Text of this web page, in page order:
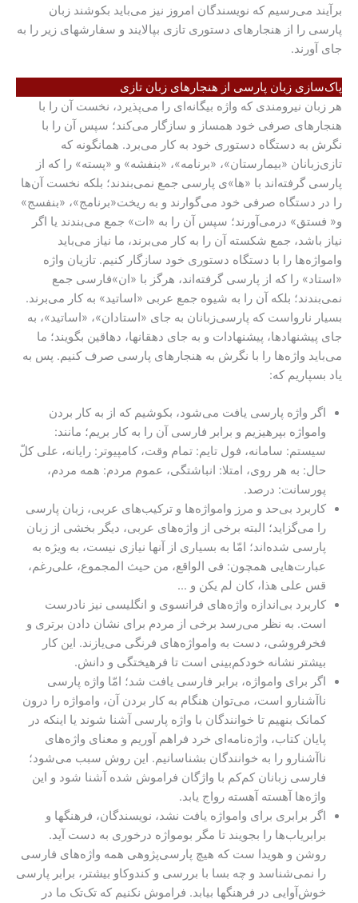
برآیند می‌رسیم که نویسندگان امروز نیز می‌باید بکوشند زبان
پارسی را از هنجارهای دستوری تازی بپالایند و سفارشهای زیر را به
جای آورند.
پاک‌سازی زبان پارسی از هنجارهای زبان تازی
هر زبان نیرومندی که واژه بیگانه‌ای را می‌پذیرد، نخست آن را با
هنجارهای صرفی خود همساز و سازگار می‌کند؛ سپس آن را با
نگرش به دستگاه دستوری خود به کار می‌برد. همانگونه که
تازی‌زبانان «بیمارستان»، «برنامه»، «بنفشه» و «پسته» را که از
پارسی گرفته‌اند با «ها»ی پارسی جمع نمی‌بندند؛ بلکه نخست آن‌ها
را در دستگاه صرفی خود می‌گوارند و به ریخت«برنامج»، «بنفسج»
و« فستق» درمی‌آورند؛ سپس آن را به «ات» جمع می‌بندند یا اگر
نیاز باشد، جمع شکسته آن‌ را به کار می‌برند، ما نیاز می‌باید
وامواژه‌‌ها را با دستگاه دستوری خود سازگار کنیم. تازیان واژه
«استاد» را که از پارسی گرفته‌اند، هرگز با «ان»فارسی جمع
نمی‌بندند؛ بلکه آن را به شیوه جمع عربی «اساتید» به کار می‌برند.
بسیار نارواست که پارسی‌زبانان به جای «استادان»، «اساتید»، به
جای پیشنهادها، پیشنهادات و به جای دهقانها، دهاقین بگویند؛ ما
می‌باید واژه‌ها را با نگرش به هنجارهای پارسی صرف کنیم. پس به
یاد بسپاریم که:
اگر واژه پارسی یافت می‌شود، بکوشیم که از به کار بردن
وامواژه بپرهیزیم و برابر فارسی آن را به کار بریم؛ مانند:
سیستم: سامانه، فول تایم: تمام وقت، کامپیوتر: رایانه، علی کلّ
حال: به هر روی، امتلا: انباشتگی، عموم مردم: همه مردم،
پورسانت: درصد.
کاربرد بی‌حد و مرز وامواژه‌ها و ترکیب‌های عربی، زبان پارسی
را می‌گزاید؛ البته برخی از واژه‌های عربی، دیگر بخشی از زبان
پارسی شده‌اند؛ امّا به بسیاری از آنها نیازی نیست، به ویژه به
عبارت‌هایی همچون: فی الواقع، من حیث المجموع، علی‌رغم،
قس علی هذا، کان لم یکن و …
کاربرد بی‌اندازه‌ واژه‌های فرانسوی و انگلیسی نیز نادرست
است. به نظر می‌رسد برخی از مردم برای نشان دادن برتری و
فخرفروشی، دست به وامواژه‌های فرنگی می‌یازند. این کار
بیشتر نشانه‌ خودکم‌بینی است تا فرهیختگی و دانش.
اگر برای وامواژه، برابر فارسی یافت شد؛ امّا واژه پارسی
ناآشنارو است، می‌توان هنگام به کار بردن آن، وامواژه را درون
کمانک بنهیم تا خوانندگان با واژه پارسی آشنا شوند یا اینکه در
پایان کتاب، واژه‌نامه‌ای خرد فراهم آوریم و معنای واژه‌های
ناآشنارو را به خوانندگان بشناسانیم. این روش سبب می‌شود؛
فارسی زبانان کم‌کم با واژگان فراموش شده آشنا شود و این
واژه‌ها آهسته آهسته رواج یابد.
اگر برابری برای وامواژه یافت نشد، نویسندگان، فرهنگها و
برابر‌یاب‌ها را بجویند تا مگر بومواژه درخوری به دست آید.
روشن و هویدا ست که هیچ پارسی‌پژوهی همه واژه‌های فارسی
را نمی‌شناسد و چه بسا با بررسی و کندوکاو بیشتر، برابر پارسی
خوش‌آوایی در فرهنگها بیابد. فراموش نکنیم که تک‌تک ما در